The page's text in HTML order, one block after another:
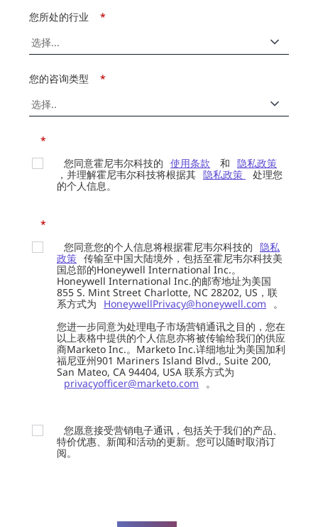
*
您所处的行业
*
您的咨询类型
*
您同意霍尼韦尔科技的 使用条款 和 隐私政策
，并理解霍尼韦尔科技将根据其 隐私政策
处理您
的个人信息。
*
您同意您的个人信息将根据霍尼韦尔科技的 隐私
政策 传输至中国大陆境外，包括至霍尼韦尔科技美
国总部的Honeywell International Inc.。
Honeywell International Inc.的邮寄地址为美国
855 S. Mint Street Charlotte, NC 28202, US，联
系方式为
HoneywellPrivacy@honeywell.com
。
您进一步同意为处理电子市场营销通讯之目的，您在
以上表格中提供的个人信息亦将被传输给我们的供应
商Marketo Inc.。Marketo Inc.详细地址为美国加利
福尼亚州901 Mariners Island Blvd., Suite 200,
San Mateo, CA 94404, USA 联系方式为
privacyofficer@marketo.com
。
您愿意接受营销电子通讯，包括关于我们的产品、
特价优惠、新闻和活动的更新。您可以随时取消订
阅。